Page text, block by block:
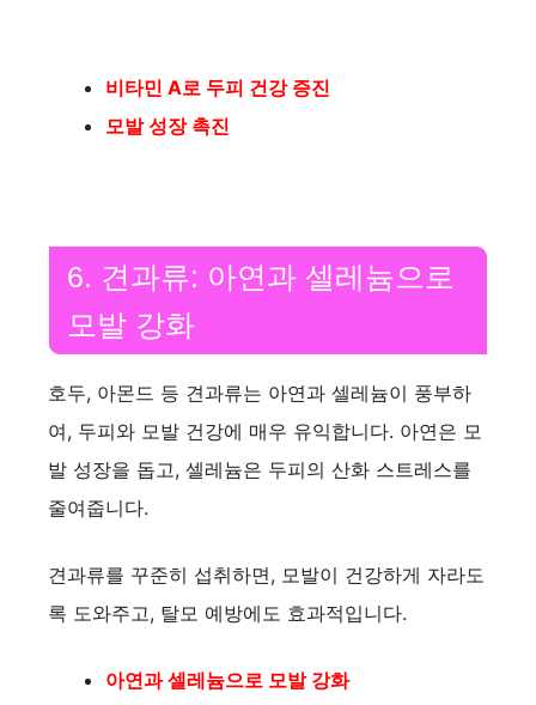
비타민 A로 두피 건강 증진
모발 성장 촉진
6. 견과류: 아연과 셀레늄으로
모발 강화
호두, 아몬드 등 견과류는 아연과 셀레늄이 풍부하
여, 두피와 모발 건강에 매우 유익합니다. 아연은 모
발 성장을 돕고, 셀레늄은 두피의 산화 스트레스를
줄여줍니다.
견과류를 꾸준히 섭취하면, 모발이 건강하게 자라도
록 도와주고, 탈모 예방에도 효과적입니다.
아연과 셀레늄으로 모발 강화